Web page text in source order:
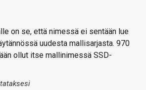
on se, että nimessä ei sentään lue
uudesta mallisarjasta. 970
ollut itse mallinimessä SSD-